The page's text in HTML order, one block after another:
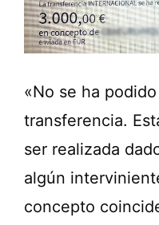
«No se ha
transferencia.
ser realizada
algún
concepto